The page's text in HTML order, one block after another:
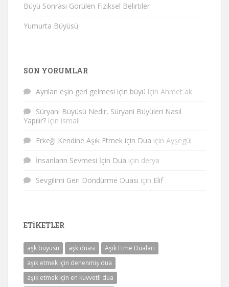
Büyü Sonrası Görülen Fiziksel Belirtiler
Yumurta Büyüsü
SON YORUMLAR
Ayrılan eşin geri gelmesi için büyü için Ahmet ak
Süryani Büyüsü Nedir, Süryani Büyüleri Nasıl
Yapılır? için ismail
Erkeği Kendine Aşık Etmek için Dua için Ayşegül
İnsanların Sevmesi İçin Dua için derya
Sevgilimi Geri Döndürme Duası için Elif
ETIKETLER
aşk büyüsü aşk duası
Aşık Etme Duaları
aşık etmek için denenmiş dua
aşık etmek için en kuvvetli dua